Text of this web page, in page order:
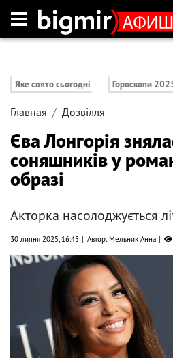
Яке свято сьогодні Гороскопи
Главная Дозвілля
Єва Лонгорія
соняшників у
образі
Акторка насолоджується
30 липня 2025, 16:45 Автор: Мельник Анна